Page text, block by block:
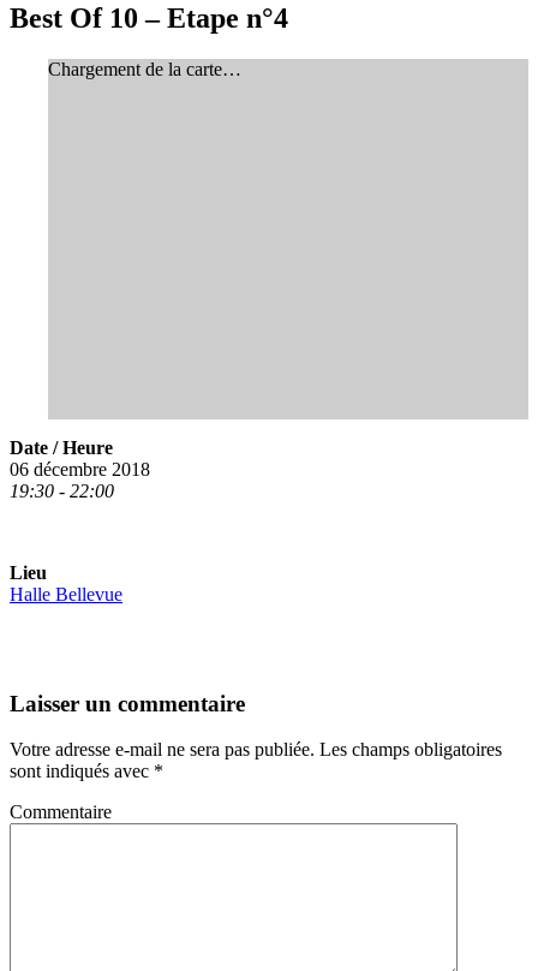
Best Of 10 – Etape n°4
Chargement de la carte…
Date / Heure
06 décembre 2018
19:30 - 22:00
Lieu
Halle Bellevue
Laisser un commentaire
Votre adresse e-mail ne sera pas publiée. Les champs obligatoires
sont indiqués avec *
Commentaire